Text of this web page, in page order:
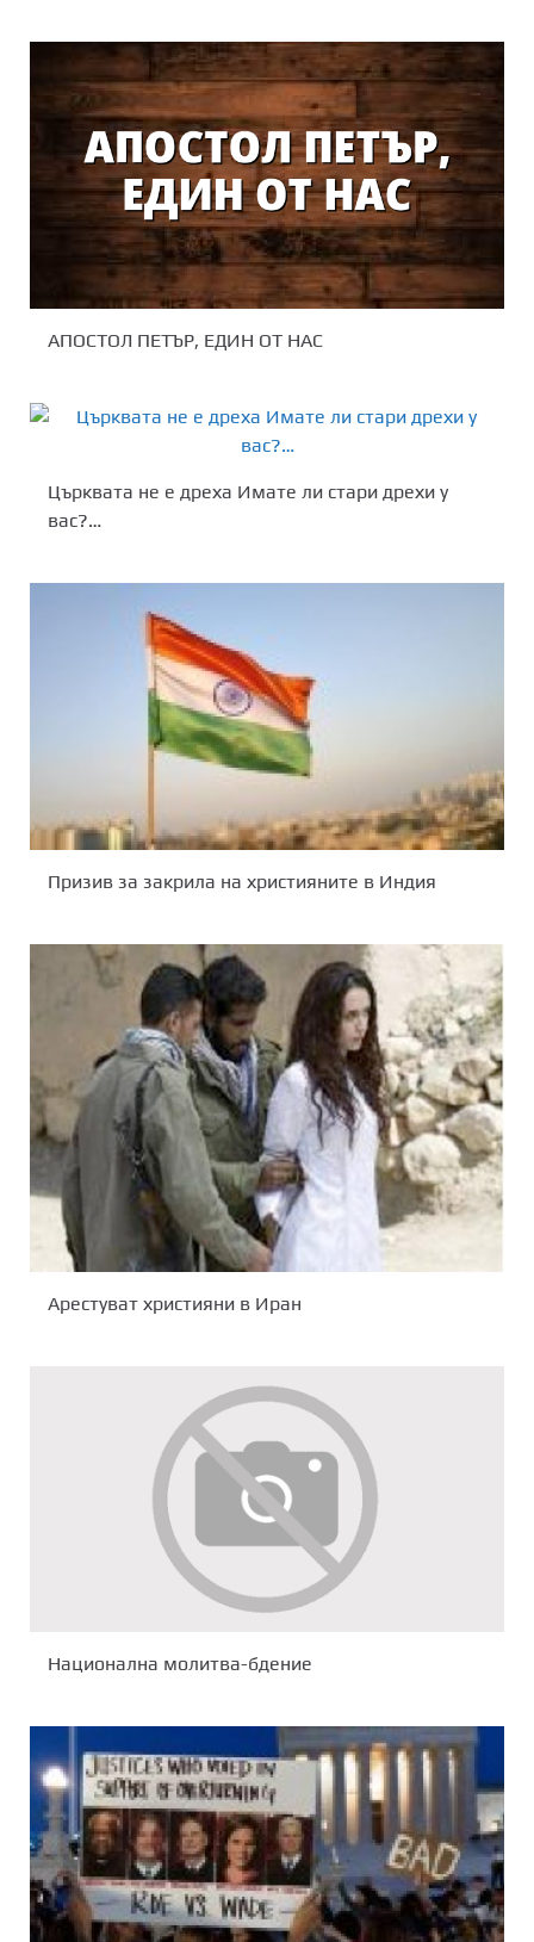
АПОСТОЛ ПЕТЪР, ЕДИН ОТ НАС
Църквата не е дреха Имате ли стари дрехи у
вас?…
Призив за закрила на християните в Индия
Арестуват християни в Иран
Национална молитва-бдение